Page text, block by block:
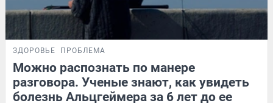
ЗДОРОВЬЕ ПРОБЛЕМА
Можно распознать по манере
разговора. Ученые знают, как увидеть
болезнь Альцгеймера за 6 лет до ее